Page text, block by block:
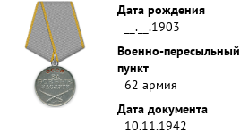
Дата рождения
__.__.1903
Военно-пересыльный
пункт
62 армия
Дата документа
10.11.1942